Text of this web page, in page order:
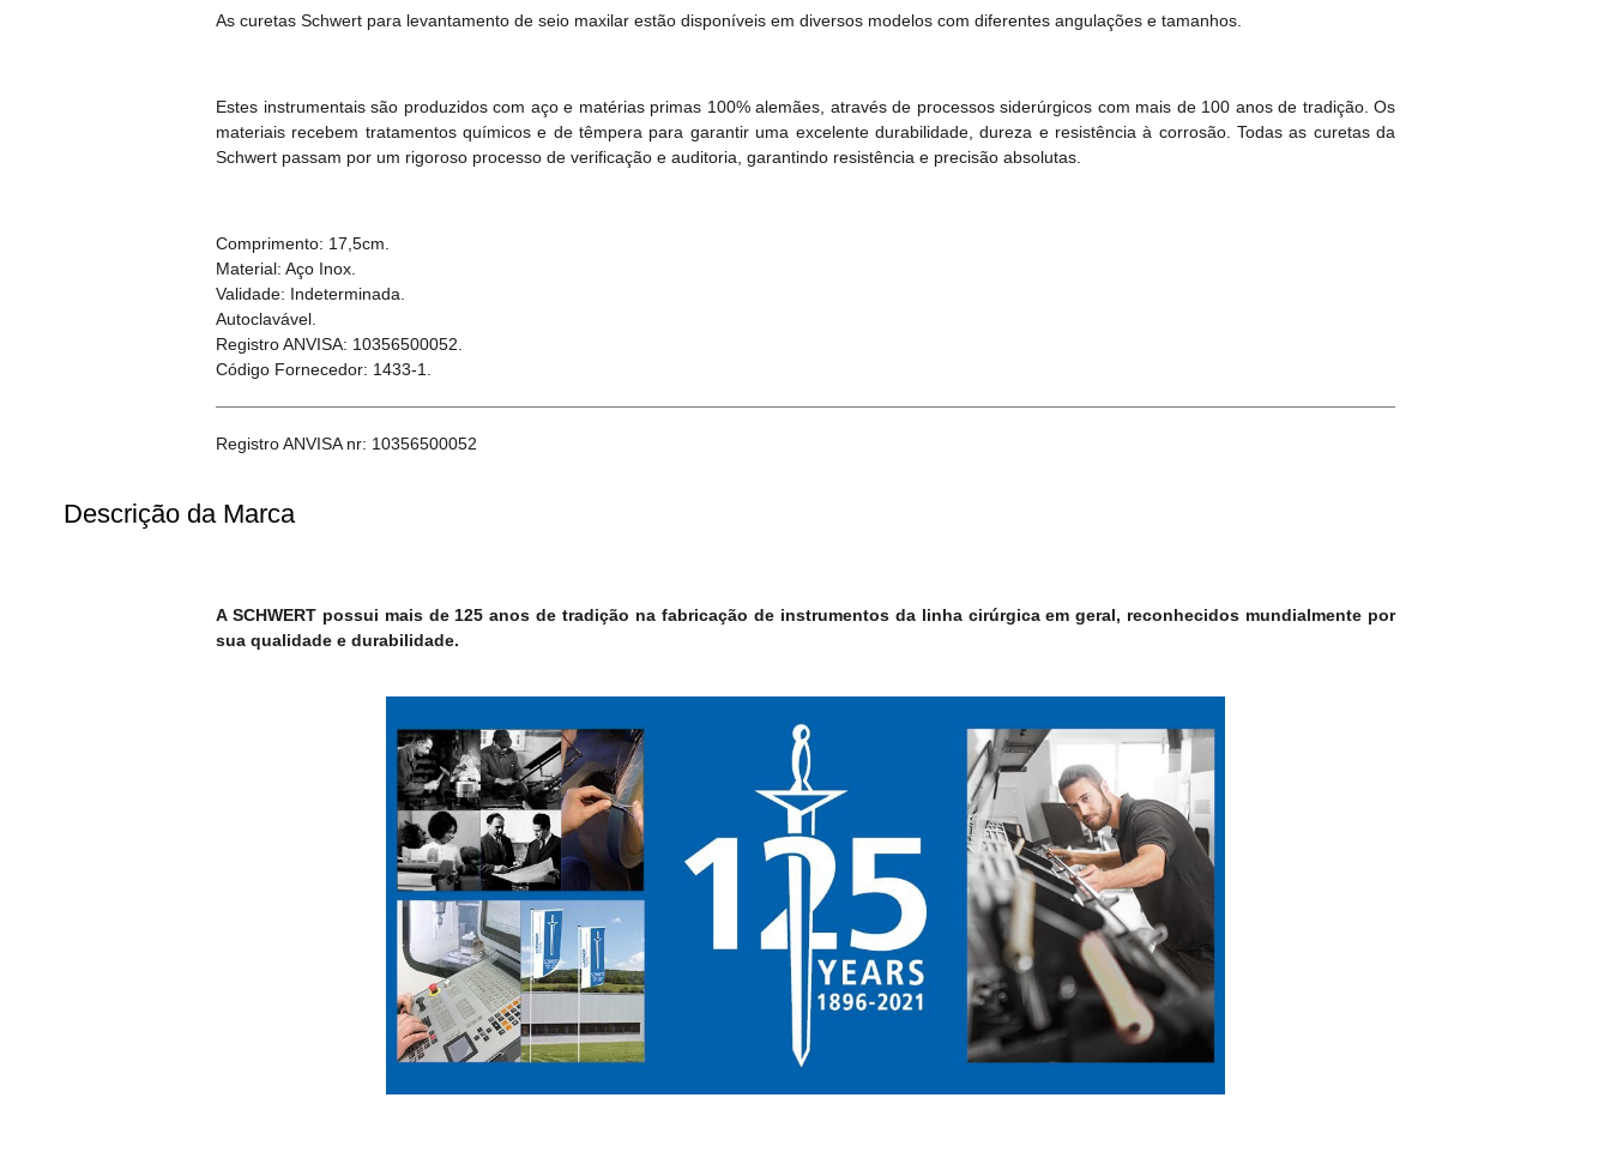
As curetas Schwert para levantamento de seio maxilar estão disponíveis em diversos modelos com diferentes angulações e tamanhos.
Estes instrumentais são produzidos com aço e matérias primas 100% alemães, através de processos siderúrgicos com mais de 100 anos de tradição. Os
materiais recebem tratamentos químicos e de têmpera para garantir uma excelente durabilidade, dureza e resistência à corrosão. Todas as curetas da
Schwert passam por um rigoroso processo de verificação e auditoria, garantindo resistência e precisão absolutas.
Comprimento: 17,5cm.
Material: Aço Inox.
Validade: Indeterminada.
Autoclavável.
Registro ANVISA: 10356500052.
Código Fornecedor: 1433-1.
Registro ANVISA nr: 10356500052
Descrição da Marca
A SCHWERT possui mais de 125 anos de tradição na fabricação de instrumentos da linha cirúrgica em geral, reconhecidos mundialmente por
sua qualidade e durabilidade.